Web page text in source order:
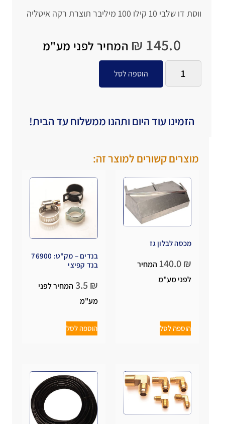
ווסת דו שלבי 10 קילו 100 מיליבר תוצרת רקה איטליה
₪ 145.0 המחיר לפני מע"מ
הוספה לסל
הזמינו עוד היום ותהנו ממשלוח עד הבית!
מוצרים קשורים למוצר זה:
מכסה לבלון גז
₪
המחיר
לפני מע"מ
הוספה לסל
בנדים – מק"ט: 76900
בנד קפיצי
₪
המחיר לפני
מע"מ
הוספה לסל